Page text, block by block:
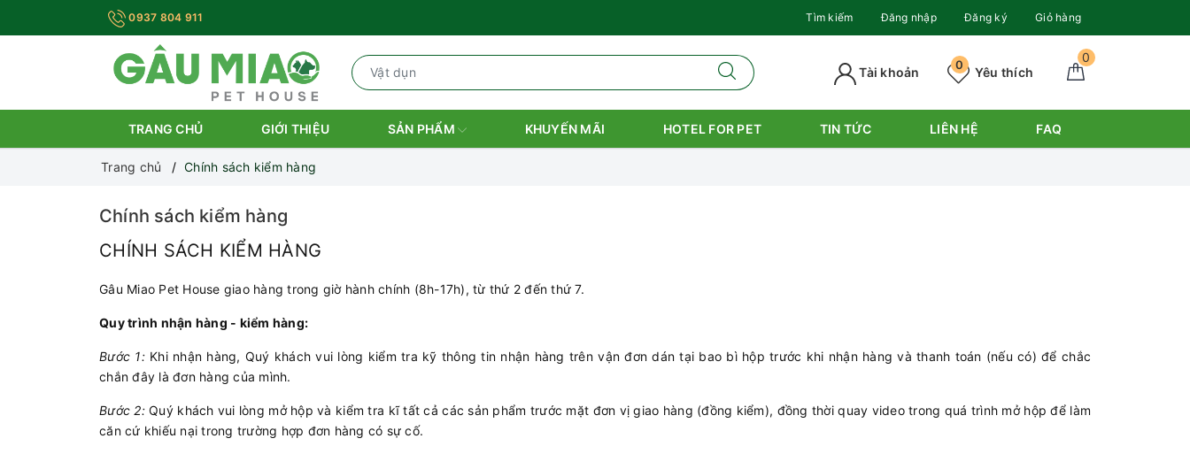
0937 804 911 Tìm kiếm Đăng nhập Đăng ký Giỏ hàng
0
Yêu thích
0
Tài khoản
TRANG CHỦ GIỚI THIỆU SẢN PHẨM KHUYẾN MÃI HOTEL FOR PET TIN TỨC LIÊN HỆ FAQ
Trang chủ Chính sách kiểm hàng
Chính sách kiểm hàng
CHÍNH SÁCH KIỂM HÀNG
Gâu Miao Pet House giao hàng trong giờ hành chính (8h-17h), từ thứ 2 đến thứ 7.
Quy trình nhận hàng - kiểm hàng:
Bước 1:Khi nhận hàng, Quý khách vui lòng kiểm tra kỹ thông tin nhận hàng trên vận đơn dán tại bao bì hộp trước khi nhận hàng và thanh toán (nếu có) để chắc
chắn đây là đơn hàng của mình.
Bước 2:Quý khách vui lòng mở hộp và kiểm tra kĩ tất cả các sản phẩm trước mặt đơn vị giao hàng (đồng kiểm), đồng thời quay video trong quá trình mở hộp để làm
căn cứ khiếu nại trong trường hợp đơn hàng có sự cố.